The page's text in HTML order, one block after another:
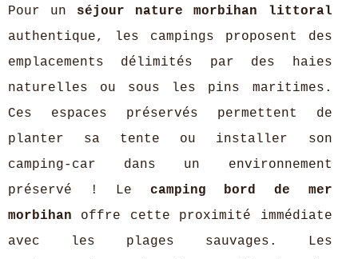
Pour un séjour nature morbihan littoral
authentique, les campings proposent des
emplacements délimités par des haies
naturelles ou sous les pins maritimes.
Ces espaces préservés permettent de
planter sa tente ou installer son
camping-car dans un environnement
préservé ! Le camping bord de mer
morbihan offre cette proximité immédiate
avec les plages sauvages. Les